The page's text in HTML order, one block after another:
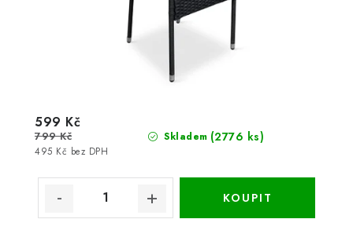
Skladem (2776 ks)
495 Kč bez DPH
599 Kč
799 Kč